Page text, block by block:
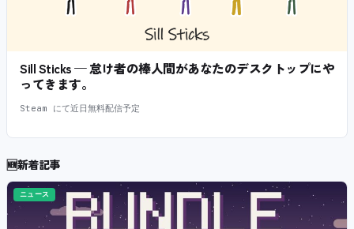
Sill Sticks — 怠け者の棒人間があなたのデスクトップにや
ってきます。
Steam にて近日無料配信予定
🆕新着記事
ニュース